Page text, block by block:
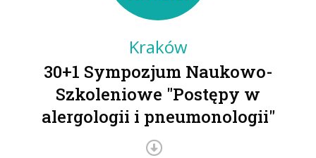
Kraków
30+1 Sympozjum Naukowo-
Szkoleniowe "Postępy w
alergologii i pneumonologii"